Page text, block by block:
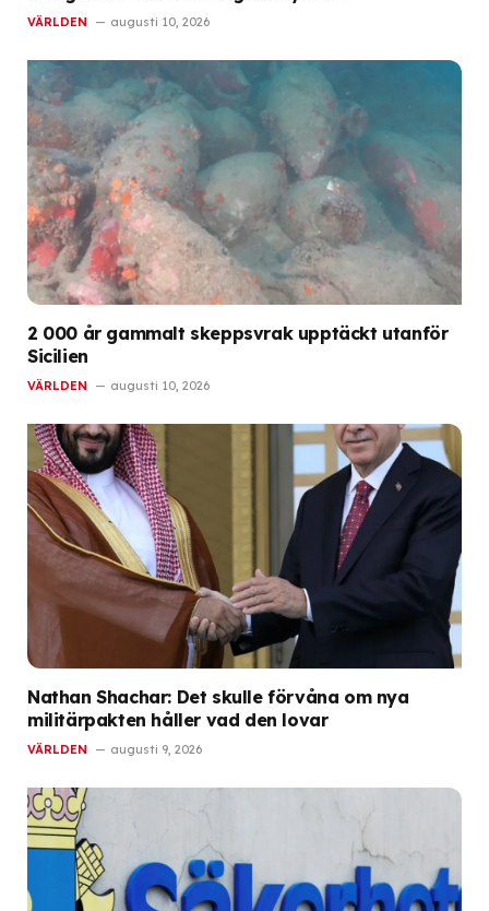
VÄRLDEN augusti 10, 2026
2 000 år gammalt skeppsvrak upptäckt utanför
Sicilien
VÄRLDEN augusti 10, 2026
Nathan Shachar: Det skulle förvåna om nya
militärpakten håller vad den lovar
VÄRLDEN augusti 9, 2026